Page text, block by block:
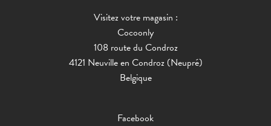
Visitez votre magasin :
Cocoonly
108 route du Condroz
4121 Neuville en Condroz (Neupré)
Belgique
Facebook